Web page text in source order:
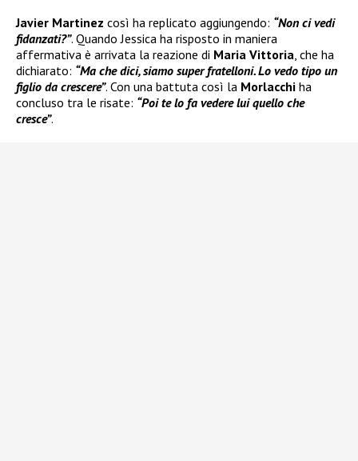
Javier Martinez così ha replicato aggiungendo: “Non ci vedi
fidanzati?”. Quando Jessica ha risposto in maniera
affermativa è arrivata la reazione di Maria Vittoria, che ha
dichiarato: “Ma che dici, siamo super fratelloni. Lo vedo tipo un
figlio da crescere”. Con una battuta così la Morlacchi ha
concluso tra le risate: “Poi te lo fa vedere lui quello che
cresce”.